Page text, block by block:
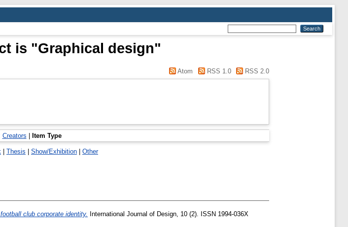
is "Graphical design"
Atom RSS 1.0 RSS 2.0
Creators | Item Type
| Thesis | Show/Exhibition | Other
club corporate identity. International Journal of Design, 10 (2). ISSN 1994-036X